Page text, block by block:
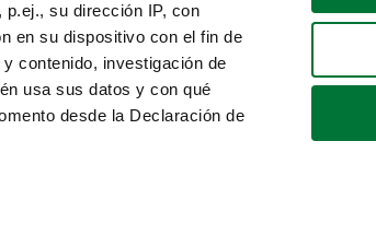
su dirección IP, con
en su dispositivo con el fin de
contenido, investigación de
usa sus datos y con qué
desde la Declaración de